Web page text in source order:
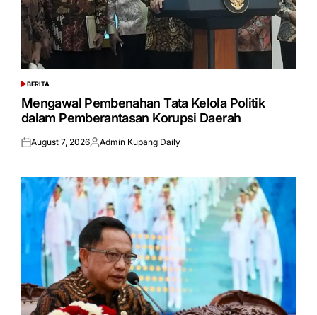
POSTED
IN
BERITA
Mengawal Pembenahan Tata Kelola Politik
dalam Pemberantasan Korupsi Daerah
Posted
August 7, 2026Posted
Admin Kupang Daily